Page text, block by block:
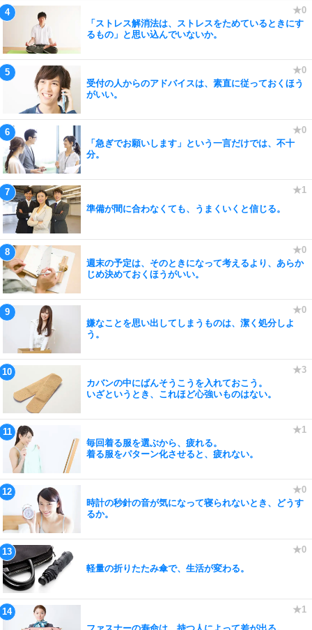
「ストレス解消法は、ストレスをためているときにす
るもの」と思い込んでいないか。
受付の人からのアドバイスは、素直に従っておくほう
がいい。
「急ぎでお願いします」という一言だけでは、不十
分。
準備が間に合わなくても、うまくいくと信じる。
週末の予定は、そのときになって考えるより、あらか
じめ決めておくほうがいい。
嫌なことを思い出してしまうものは、潔く処分しよ
う。
カバンの中にばんそうこうを入れておこう。
いざというとき、これほど心強いものはない。
毎回着る服を選ぶから、疲れる。
着る服をパターン化させると、疲れない。
時計の秒針の音が気になって寝られないとき、どうす
るか。
軽量の折りたたみ傘で、生活が変わる。